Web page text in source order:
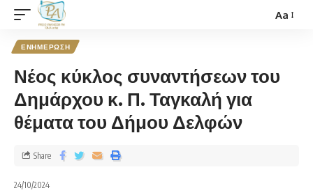
Aa
ΕΝΗΜΕΡΩΣΗ
Νέος κύκλος συναντήσεων του
Δημάρχου κ. Π. Ταγκαλή για
θέματα του Δήμου Δελφών
24/10/2024
Share